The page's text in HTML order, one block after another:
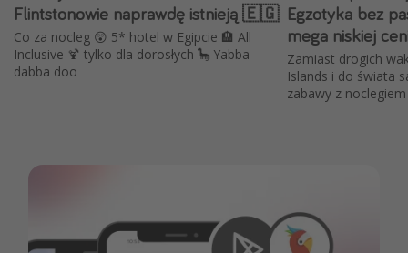
Najlepsze aplikacje podróżnicze
Kalendarz podróży
Flintstonowie naprawdę istnieją 🇪🇬
Co za nocleg 😲 5* hotel w Egipcie 🏨 All
Inclusive 🍹 tylko dla dorosłych 🦕 Yabba
dabba doo
Egzotyka bez
mega niskiej
Zamiast drogich
Islands i do świata
zabawy z